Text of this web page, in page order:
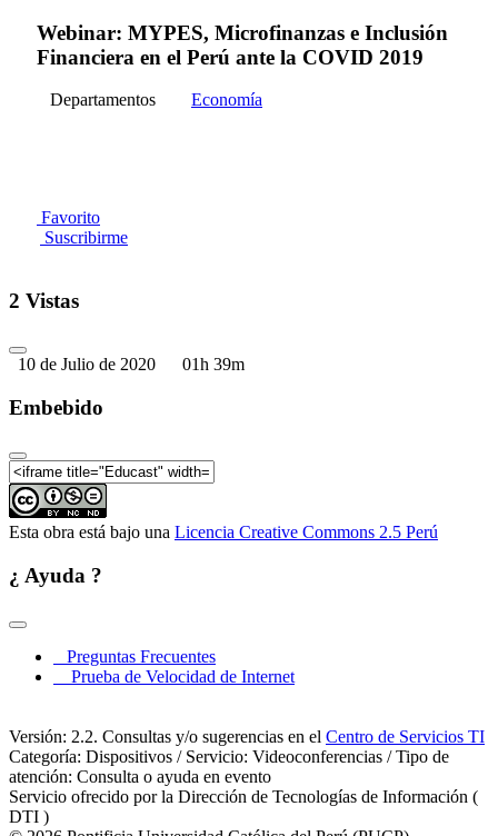
Webinar: MYPES, Microfinanzas e Inclusión
Financiera en el Perú ante la COVID 2019
Departamentos Economía
Favorito
Suscribirme
2 Vistas
10 de Julio de 2020 01h 39m
Embebido
Esta obra está bajo una Licencia Creative Commons 2.5 Perú
¿ Ayuda ?
Preguntas Frecuentes
Prueba de Velocidad de Internet
Versión: 2.2. Consultas y/o sugerencias en el Centro de Servicios TI
Categoría: Dispositivos / Servicio: Videoconferencias / Tipo de
atención: Consulta o ayuda en evento
Servicio ofrecido por la Dirección de Tecnologías de Información (
DTI )